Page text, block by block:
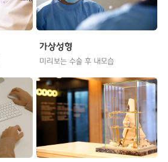
가상성형
미리보는 수술 후 내모습